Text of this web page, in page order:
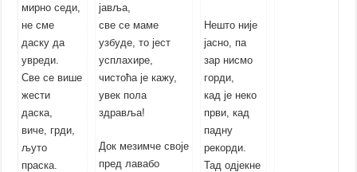
мирно седи,
не сме
даску да
увреди.
Све се више
жести
даска,
виче, грди,
љуто
праска.
јавља,
све се маме
узбуде, то јест
усплахире,
чистоћа је кажу,
увек пола
здравља!
Док мезимче своје
пред лавабо
Нешто није
јасно, па
зар нисмо
горди,
кад је неко
први, кад
падну
рекорди.
Тад одјекне